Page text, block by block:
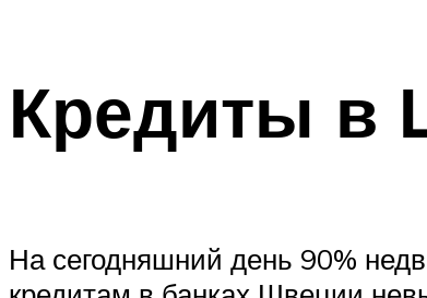
Кредиты в
На сегодняшний день 90%